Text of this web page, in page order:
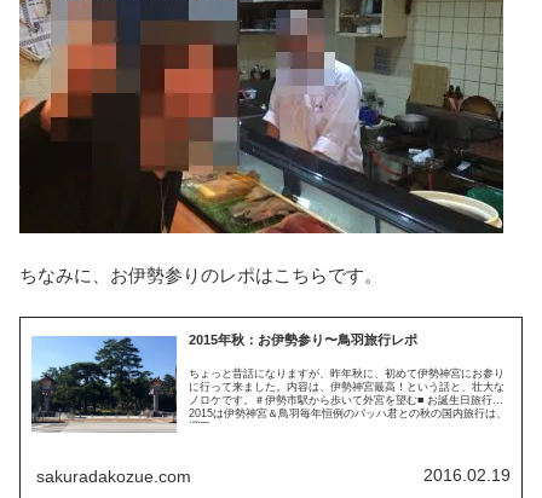
ちなみに、お伊勢参りのレポはこちらです。
2015年秋：お伊勢参り〜鳥羽旅行レポ
ちょっと昔話になりますが、昨年秋に、初めて伊勢神宮にお参り
に行って来ました。内容は、伊勢神宮最高！という話と、壮大な
ノロケです。＃伊勢市駅から歩いて外宮を望む■ お誕生日旅行
2015は伊勢神宮＆鳥羽毎年恒例のバッハ君との秋の国内旅行は、
櫻田...
sakuradakozue.com 2016.02.19